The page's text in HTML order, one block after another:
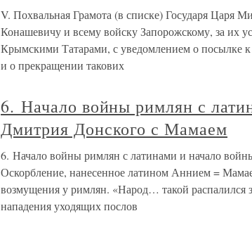
V. Похвальная Грамота (в списке) Государя Царя
Конашевичу и всему войску Запорожскому, за их
Крымскими Татарами, с уведомлением о посылке
и о прекращении такових
6. Начало войны римлян с
Дмитрия Донского с Мамаем
6. Начало войны римлян с латинами и начало
Оскорбление, нанесенное латином Аннием =
возмущения у римлян. «Народ… такой распалился
нападения уходящих послов